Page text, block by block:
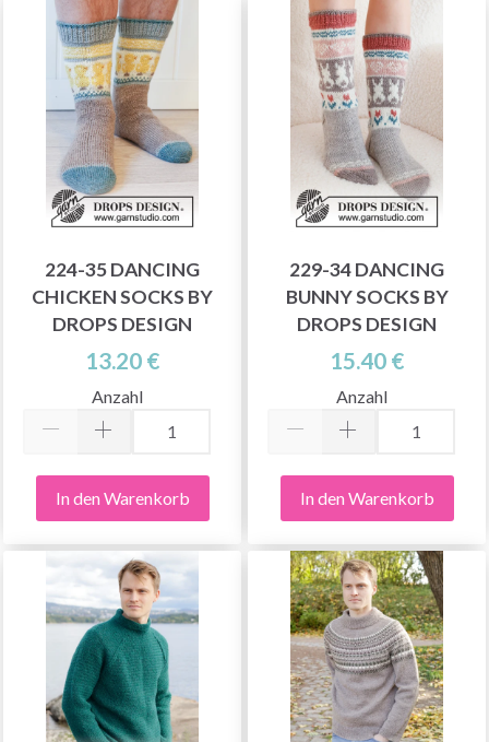
224-35 DANCING
CHICKEN SOCKS BY
DROPS DESIGN
13.20 €
Anzahl
In den Warenkorb
229-34 DANCING
BUNNY SOCKS BY
DROPS DESIGN
15.40 €
Anzahl
In den Warenkorb